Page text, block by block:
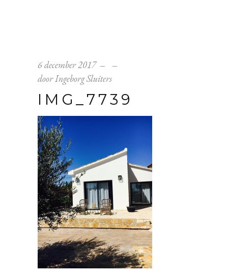
6 december 2017
doorIngeborg Sluiters
IMG_7739